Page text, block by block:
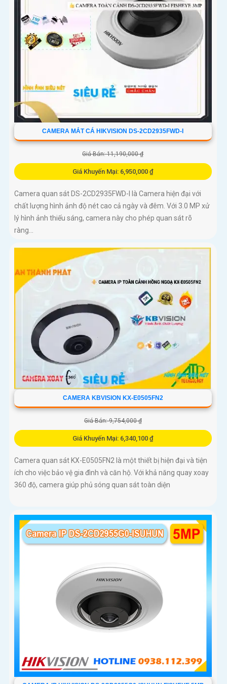
CAMERA MẮT CÁ HIKVISION DS-2CD2935FWD-I
Giá Bán: 11,190,000 ₫
Giá Khuyến Mại: 6,950,000 ₫
Camera quan sát DS-2CD2935FWD-I là Camera hiện đại với
chất lượng hình ảnh độ nét cao cả ngày và đêm. Với 3.0 MP xử
lý hình ảnh thiếu sáng, camera này cho phép quan sát rõ
ràng...
CAMERA KBVISION KX-E0505FN2
Giá Bán: 9,754,000 ₫
Giá Khuyến Mại: 6,340,100 ₫
Camera quan sát KX-E0505FN2 là một thiết bị hiện đại và tiện
ích cho việc bảo vệ gia đình và căn hộ. Với khả năng quay xoay
360 độ, camera giúp phủ sóng quan sát toàn diện